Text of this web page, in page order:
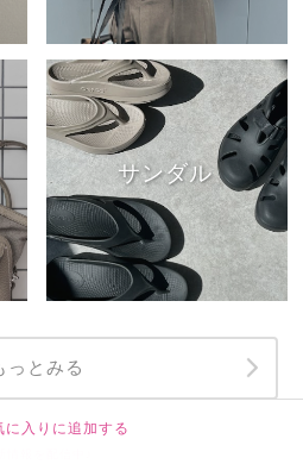
に入りに追加する
サンダル
っとみる